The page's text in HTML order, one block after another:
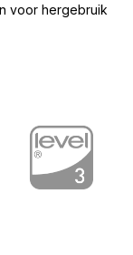
voor hergebruik